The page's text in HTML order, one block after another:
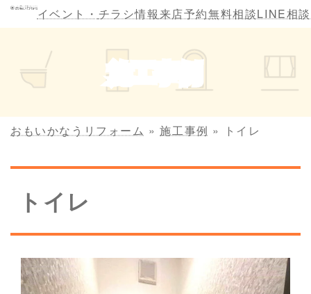
コ
ン
ッ
ナ
ビ
移
イベント・ チラシ情報来店予約無料相談LINE相談
施工事例
おもいかなうリフォーム »施工事例 » トイレ
トイレ